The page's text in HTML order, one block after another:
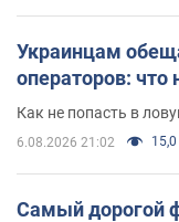
Украинцам
операторов:
Как не попасть в
6.08.2026 21:02 15,0
Самый дорогой